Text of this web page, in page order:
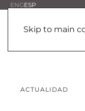
Skip to main
ENGESP
ACTUALIDAD